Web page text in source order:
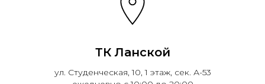
ТК Ланской
ул. Студенческая, 10, 1 этаж, сек. А-53